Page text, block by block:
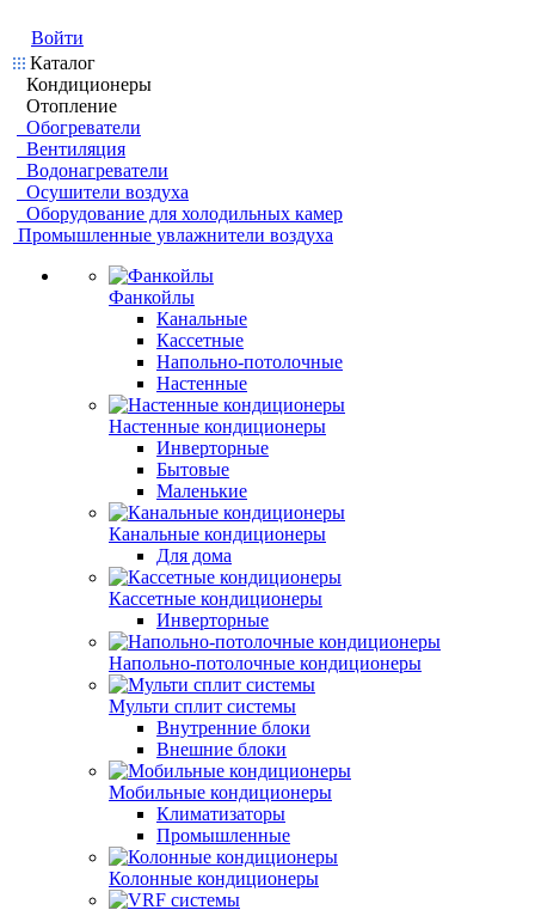
Войти
Каталог
Кондиционеры
Отопление
Обогреватели
Вентиляция
Водонагреватели
Осушители воздуха
Оборудование для холодильных камер
Промышленные увлажнители воздуха
Фанкойлы
Канальные
Кассетные
Напольно-потолочные
Настенные
Настенные кондиционеры
Инверторные
Бытовые
Маленькие
Канальные кондиционеры
Для дома
Кассетные кондиционеры
Инверторные
Напольно-потолочные кондиционеры
Мульти сплит системы
Внутренние блоки
Внешние блоки
Мобильные кондиционеры
Климатизаторы
Промышленные
Колонные кондиционеры